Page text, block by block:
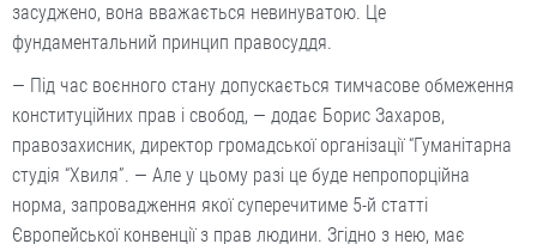
засуджено, вона вважається невинуватою. Це
фундаментальний принцип правосуддя.
— Під час воєнного стану допускається тимчасове обмеження
конституційних прав і свобод, — додає Борис Захаров,
правозахисник, директор громадської організації “Гуманітарна
студія “Хвиля”. — Але у цьому разі це буде непропорційна
норма, запровадження якої суперечитиме 5-й статті
Європейської конвенції з прав людини. Згідно з нею, має